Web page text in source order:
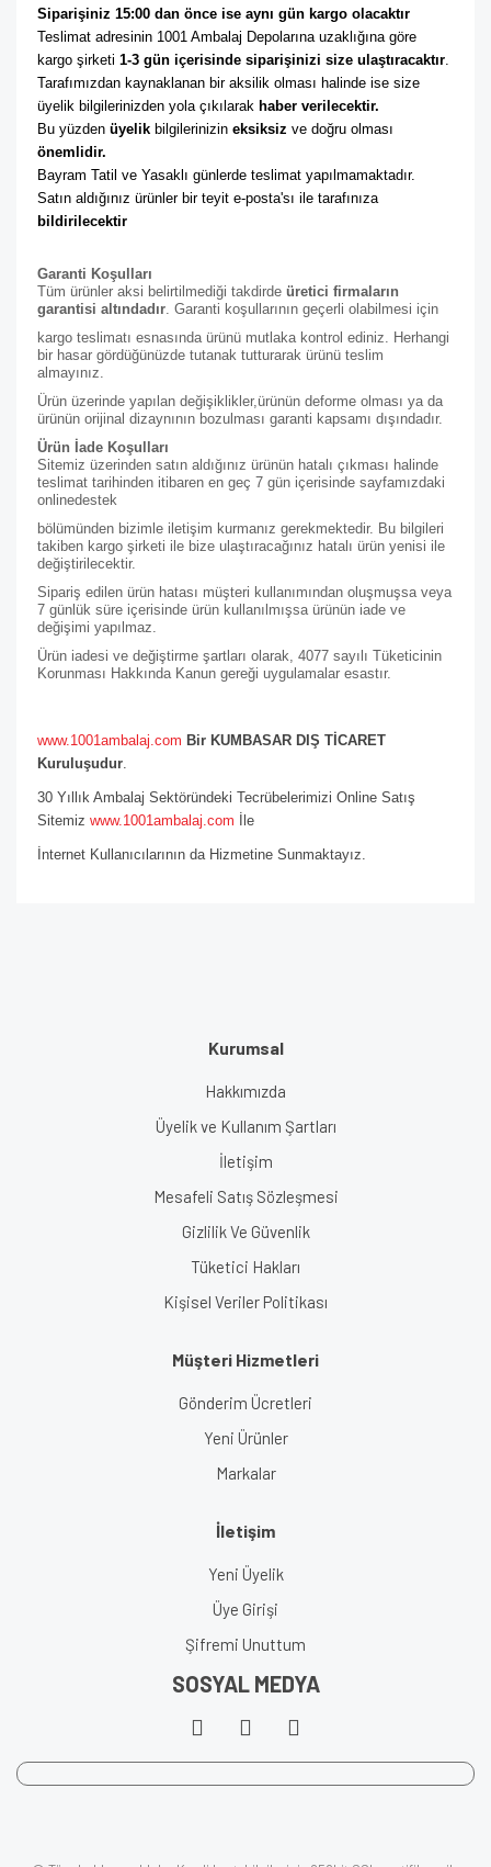
Siparişiniz 15:00 dan önce ise aynı gün kargo olacaktır
Teslimat adresinin 1001 Ambalaj Depolarına uzaklığına göre
kargo şirketi 1-3 gün içerisinde siparişinizi size ulaştıracaktır
Tarafımızdan kaynaklanan bir aksilik olması halinde ise size
üyelik bilgilerinizden yola çıkılarak haber verilecektir.
Bu yüzden üyelik bilgilerinizin eksiksiz
önemlidir.
Bayram Tatil ve Yasaklı günlerde teslimat yapılmamaktadır.
bildirilecektir
Garanti Koşulları
Tüm ürünler aksi belirtilmediği takdirde üretici firmaların
garantisi altındadır . Garanti koşullarının geçerli olabilmesi için
kargo teslimatı esnasında ürünü mutlaka kontrol ediniz. Herhangi
bir hasar gördüğünüzde tutanak tutturarak ürünü teslim
almayınız.
Ürün üzerinde yapılan değişiklikler,ürünün deforme olması ya da
ürünün orijinal dizaynının bozulması garanti kapsamı dışındadır.
Ürün İade Koşulları
Sitemiz üzerinden satın aldığınız ürünün hatalı çıkması halinde
teslimat tarihinden itibaren en geç 7 gün içerisinde sayfamızdaki
onlinedestek
bölümünden bizimle iletişim kurmanız gerekmektedir. Bu bilgileri
takiben kargo şirketi ile bize ulaştıracağınız hatalı ürün yenisi ile
değiştirilecektir.
Sipariş edilen ürün hatası müşteri kullanımından oluşmuşsa veya
7 günlük süre içerisinde ürün kullanılmışsa ürünün iade ve
değişimi yapılmaz.
Ürün iadesi ve değiştirme şartları olarak, 4077 sayılı Tüketicinin
Korunması Hakkında Kanun gereği uygulamalar esastır.
www.1001ambalaj.com Bir KUMBASAR DIŞ TİCARET
Kuruluşudur
30 Yıllık Ambalaj Sektöründeki Tecrübelerimizi Online Satış
Sitemiz www.1001ambalaj.com İle
İnternet Kullanıcılarının da Hizmetine Sunmaktayız.
Kurumsal
Hakkımızda
Üyelik ve Kullanım Şartları
İletişim
Mesafeli Satış Sözleşmesi
Gizlilik Ve Güvenlik
Tüketici Hakları
Kişisel Veriler Politikası
Müşteri Hizmetleri
Gönderim Ücretleri
Yeni Ürünler
Markalar
İletişim
Yeni Üyelik
Üye Girişi
Şifremi Unuttum
SOSYAL MEDYA